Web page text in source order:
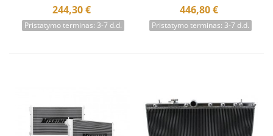
244,30 €
Pristatymo terminas: 3-7 d.d.
446,80 €
Pristatymo terminas: 3-7 d.d.